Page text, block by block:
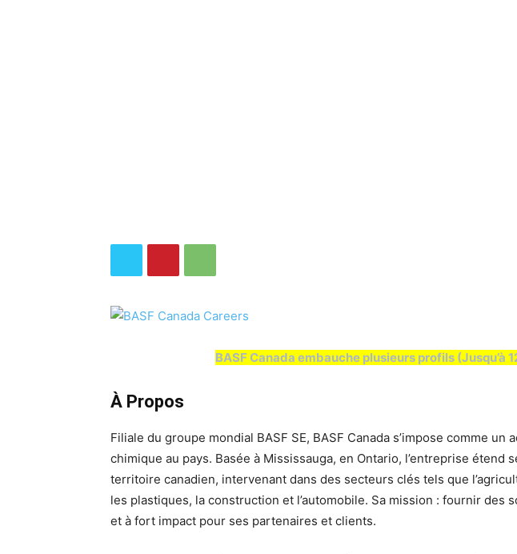
BASF Canada embauche plusieurs profils (Jusqu’à
À Propos
Filiale du groupe mondial BASF SE, BASF Canada s’impose comme un
chimique au pays. Basée à Mississauga, en Ontario, l’entreprise étend
territoire canadien, intervenant dans des secteurs clés tels que
les plastiques, la construction et l’automobile. Sa mission : fournir des
et à fort impact pour ses partenaires et clients.